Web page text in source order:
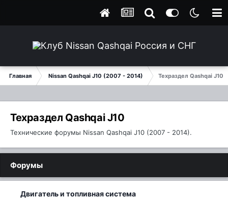
Главная Nissan Qashqai J10 (2007 - 2014) Техраздел Qashqai J10
Техраздел Qashqai J10
Технические форумы Nissan Qashqai J10 (2007 - 2014).
Форумы
Двигатель и топливная система